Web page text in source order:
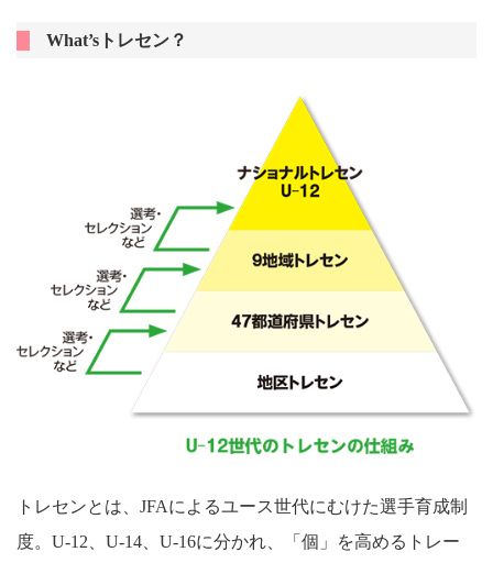
What’sトレセン？
トレセンとは、JFAによるユース世代にむけた選手育成制
度。U-12、U-14、U-16に分かれ、「個」を高めるトレー